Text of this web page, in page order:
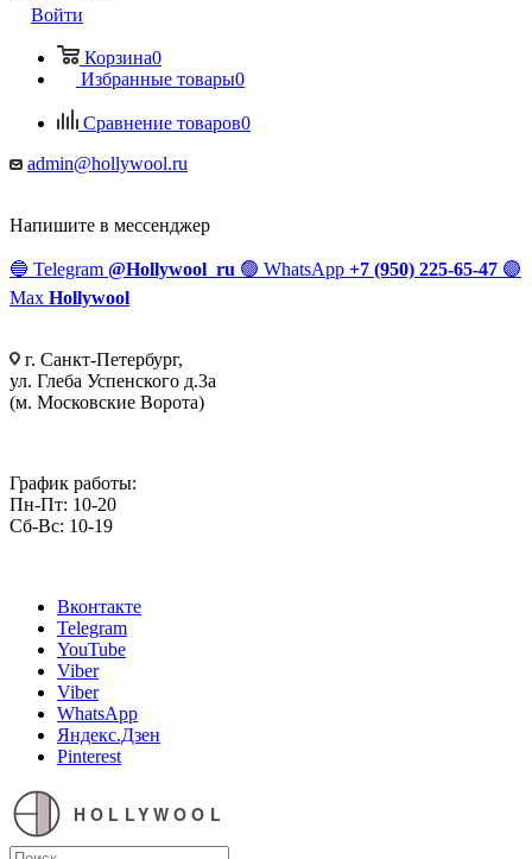
Войти
Корзина0
Избранные товары0
Сравнение товаров0
admin@hollywool.ru
Напишите в мессенджер
🔵 Telegram @Hollywool_ru 🟢 WhatsApp +7 (950) 225-65-47 🟣
Max Hollywool
г. Санкт-Петербург,
ул. Глеба Успенского д.3а
(м. Московские Ворота)
График работы:
Пн-Пт: 10-20
Сб-Вс: 10-19
Вконтакте
Telegram
YouTube
Viber
Viber
WhatsApp
Яндекс.Дзен
Pinterest
HOLLYWOOL